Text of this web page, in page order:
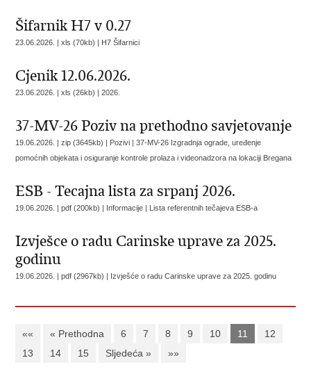
Šifarnik H7 v 0.27
23.06.2026. | xls (70kb) | H7 Šifarnici
Cjenik 12.06.2026.
23.06.2026. | xls (26kb) |2026.
37-MV-26 Poziv na prethodno savjetovanje
19.06.2026. | zip (3645kb) | Pozivi |37-MV-26 Izgradnja ograde, uređenje
pomoćnih objekata i osiguranje kontrole prolaza i videonadzora na lokaciji Bregana
ESB - Tecajna lista za srpanj 2026.
19.06.2026. | pdf (200kb) | Informacije | Lista referentnih tečajeva ESB-a
Izvješce o radu Carinske uprave za 2025.
godinu
19.06.2026. | pdf (2967kb) | Izvješće o radu Carinske uprave za 2025. godinu
«« « Prethodna 6 7 8 9 10 11
12
13
14 15 Sljedeća » »»